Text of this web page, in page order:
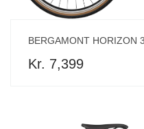
BERGAMONT HORIZON
Kr. 7,399